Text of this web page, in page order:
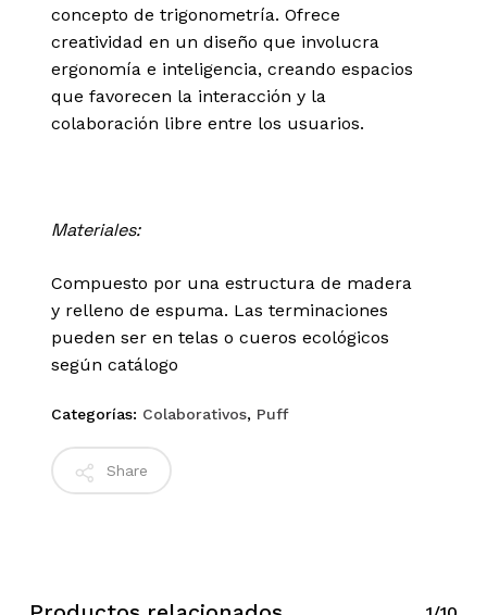
concepto de trigonometría. Ofrece
creatividad en un diseño que involucra
ergonomía e inteligencia, creando espacios
que favorecen la interacción y la
colaboración libre entre los usuarios.
Materiales:
Compuesto por una estructura de madera
y relleno de espuma. Las terminaciones
pueden ser en telas o cueros ecológicos
según catálogo
Categorías: Colaborativos, Puff
Share